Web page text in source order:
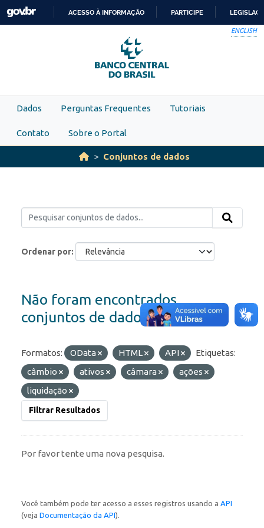
Skip to main content
PARA
O
CONTEÚDO
ACESSO À INFORMAÇÃO PARTICIPE
ENGLISH
Dados Perguntas Frequentes Tutoriais
Contato Sobre o Portal
Conjuntos de dados
Ordenar por
Não foram encontrados
conjuntos de dados
Formatos: OData HTML API
Etiquetas:
câmbio
ativos câmara
ações
liquidação
Filtrar Resultados
Por favor tente uma nova pesquisa.
Você também pode ter acesso a esses registros usando a API
(veja Documentação da API).